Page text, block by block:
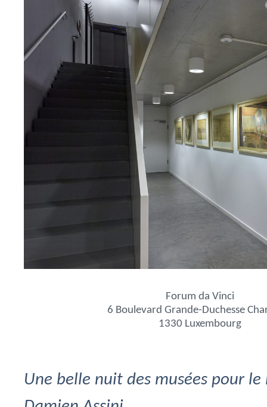
Forum da Vinci
6 Boulevard Grande-Duchesse
1330 Luxembourg
Une belle nuit des musées pour le